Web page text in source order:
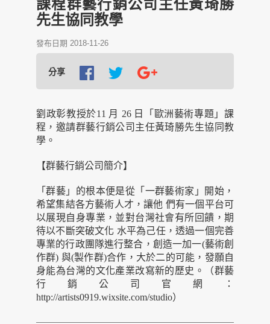
課程群藝行銷公司主任黃琦勝
先生協同教學
發布日期 2018-11-26
分享
劉政彰教授於11 月 26 日「歐洲藝術專題」課
程，邀請群藝行銷公司主任黃琦勝先生協同教
學。
【群藝行銷公司簡介】
「群藝」的根本便是從「一群藝術家」開始，
希望集結各方藝術人才，讓他 們有一個平台可
以展現自身專業，並對台灣社會有所回饋，期
待以不斷突破文化 水平為己任，透過一個完善
專業的行政團隊進行整合，創造一加一(藝術創
作群) 與(製作群)合作，大於二的可能，發願自
身能為台灣的文化產業改寫新的歷史。（群藝
行銷公司官網：
http://artists0919.wixsite.com/studio）